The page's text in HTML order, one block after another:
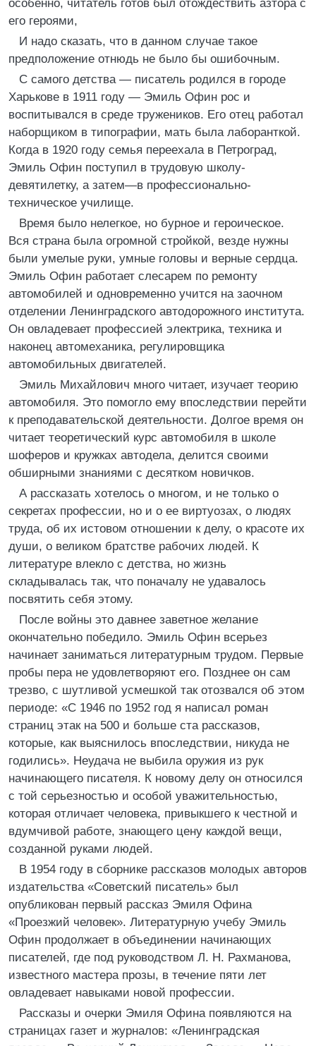
особенно, читатель готов был отождествить азтора с
его героями,
И надо сказать, что в данном случае такое
предположение отнюдь не было бы ошибочным.
С самого детства — писатель родился в городе
Харькове в 1911 году — Эмиль Офин рос и
воспитывался в среде тружеников. Его отец работал
наборщиком в типографии, мать была лаборанткой.
Когда в 1920 году семья переехала в Петроград,
Эмиль Офин поступил в трудовую школу-
девятилетку, а затем—в профессионально-
техническое училище.
Время было нелегкое, но бурное и героическое.
Вся страна была огромной стройкой, везде нужны
были умелые руки, умные головы и верные сердца.
Эмиль Офин работает слесарем по ремонту
автомобилей и одновременно учится на заочном
отделении Ленинградского автодорожного института.
Он овладевает профессией электрика, техника и
наконец автомеханика, регулировщика
автомобильных двигателей.
Эмиль Михайлович много читает, изучает теорию
автомобиля. Это помогло ему впоследствии перейти
к преподавательской деятельности. Долгое время он
читает теоретический курс автомобиля в школе
шоферов и кружках автодела, делится своими
обширными знаниями с десятком новичков.
А рассказать хотелось о многом, и не только о
секретах профессии, но и о ее виртуозах, о людях
труда, об их истовом отношении к делу, о красоте их
души, о великом братстве рабочих людей. К
литературе влекло с детства, но жизнь
складывалась так, что поначалу не удавалось
посвятить себя этому.
После войны это давнее заветное желание
окончательно победило. Эмиль Офин всерьез
начинает заниматься литературным трудом. Первые
пробы пера не удовлетворяют его. Позднее он сам
трезво, с шутливой усмешкой так отозвался об этом
периоде: «С 1946 по 1952 год я написал роман
страниц этак на 500 и больше ста рассказов,
которые, как выяснилось впоследствии, никуда не
годились». Неудача не выбила оружия из рук
начинающего писателя. К новому делу он относился
с той серьезностью и особой уважительностью,
которая отличает человека, привыкшего к честной и
вдумчивой работе, знающего цену каждой вещи,
созданной руками людей.
В 1954 году в сборнике рассказов молодых авторов
издательства «Советский писатель» был
опубликован первый рассказ Эмиля Офина
«Проезжий человек». Литературную учебу Эмиль
Офин продолжает в объединении начинающих
писателей, где под руководством Л. Н. Рахманова,
известного мастера прозы, в течение пяти лет
овладевает навыками новой профессии.
Рассказы и очерки Эмиля Офина появляются на
страницах газет и журналов: «Ленинградская